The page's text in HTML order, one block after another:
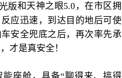
版和天神之眼5.0，在市区拥
应迅速 ， 到达目的地后可使
安全兜底之后，再次率先承
才是真安全！
座舱，具备“聊得来、搞得